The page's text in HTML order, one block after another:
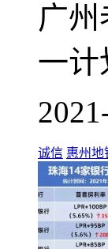
广
一计
诚信 惠州地